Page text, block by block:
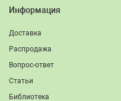
Информация
Доставка
Распродажа
Вопрос-ответ
Статьи
Библиотека